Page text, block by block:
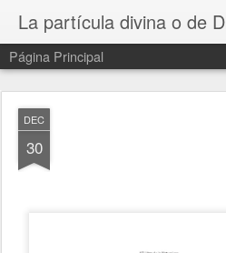
Página Principal
DEC
30